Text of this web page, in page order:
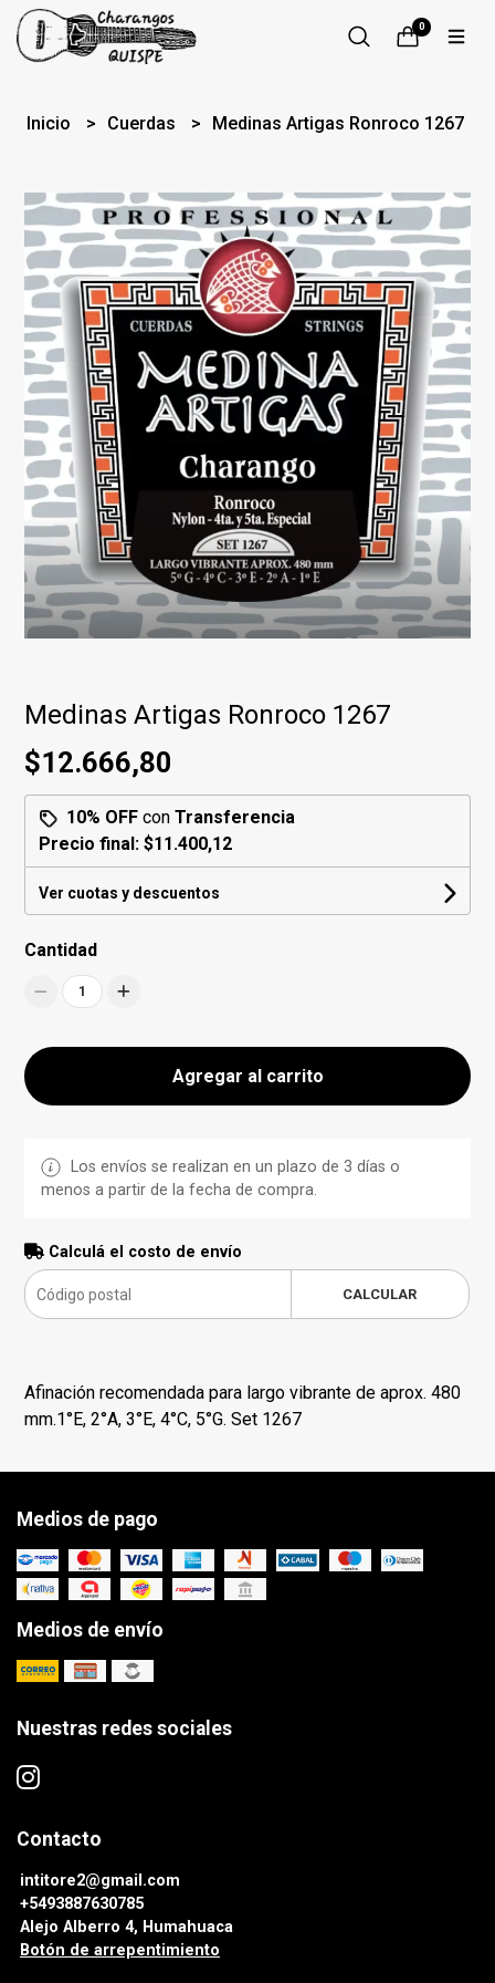
0
Inicio Cuerdas Medinas Artigas Ronroco 1267
Medinas Artigas Ronroco 1267
$12.666,80
10% OFF conTransferencia
Precio final:$11.400,12
Ver cuotas y descuentos
Cantidad
1
Agregar al carrito
Los envíos se realizan en un plazo de 3 días o
menos a partir de la fecha de compra.
Calculá el costo de envío
CALCULAR
Afinación recomendada para largo vibrante de aprox. 480
mm.1°E, 2°A, 3°E, 4°C, 5°G. Set 1267
Medios de pago
Medios de envío
Nuestras redes sociales
Contacto
intitore2@gmail.com
+5493887630785
Alejo Alberro 4, Humahuaca
Botón de arrepentimiento